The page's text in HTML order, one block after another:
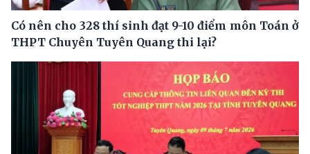
Có nên cho 328 thí sinh đạt 9-10 điểm môn Toán ở
THPT Chuyên Tuyên Quang thi lại?